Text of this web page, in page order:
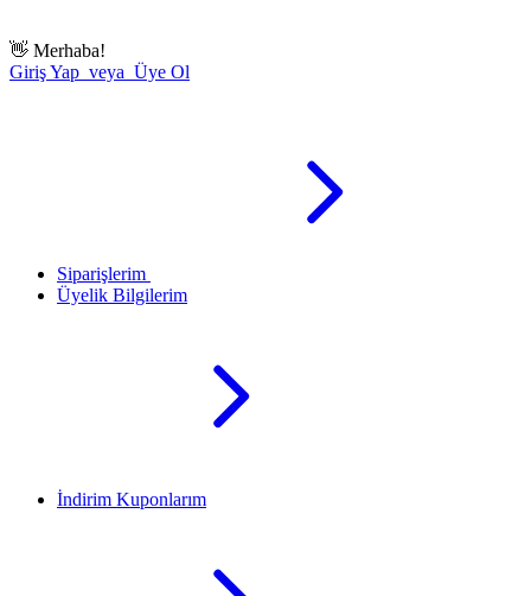
👋 Merhaba!
Giriş Yap veya Üye Ol
Siparişlerim
Üyelik Bilgilerim
İndirim Kuponlarım